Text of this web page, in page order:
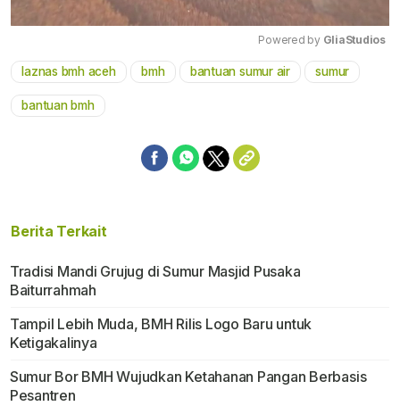
Mute
Powered by GliaStudios
laznas bmh aceh bmh bantuan sumur air sumur
bantuan bmh
Berita Terkait
Tradisi Mandi Grujug di Sumur Masjid Pusaka
Baiturrahmah
Tampil Lebih Muda, BMH Rilis Logo Baru untuk
Ketigakalinya
Sumur Bor BMH Wujudkan Ketahanan Pangan Berbasis
Pesantren